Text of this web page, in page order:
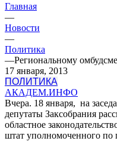
Главная
—
Новости
—
Политика
—Региональному
17 января, 2013
ПОЛИТИКА
АКАДЕМ.ИНФО
Вчера. 18 января, на
депутаты Заксобрания
областное
штат уполномоченного по